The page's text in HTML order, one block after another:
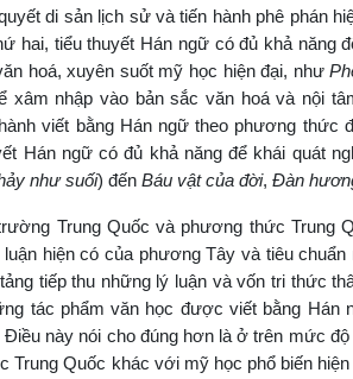
di sản lịch sử và tiến hành phê phán
hai, tiểu thuyết Hán ngữ có đủ khả
hoá, xuyên suốt mỹ học hiện đại, như
xâm nhập vào bản sắc văn hoá và nội
viết bằng Hán ngữ theo phương thức
Hán ngữ có đủ khả năng để khái quát
như suối) đến Báu vật của đời, Đàn
Trung Quốc và phương thức Trung
hiện có của phương Tây và tiêu
tiếp thu những lý luận và vốn tri thức
tác phẩm văn học được viết bằng
này nói cho đúng hơn là ở trên mức
Trung Quốc khác với mỹ học phổ biến